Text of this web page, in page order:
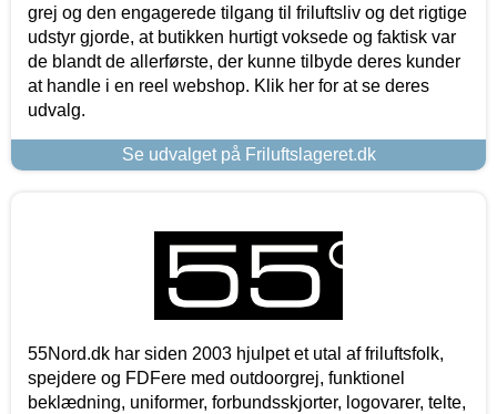
grej og den engagerede tilgang til friluftsliv og det rigtige
udstyr gjorde, at butikken hurtigt voksede og faktisk var
de blandt de allerførste, der kunne tilbyde deres kunder
at handle i en reel webshop. Klik her for at se deres
udvalg.
Se udvalget på Friluftslageret.dk
55Nord.dk har siden 2003 hjulpet et utal af friluftsfolk,
spejdere og FDFere med outdoorgrej, funktionel
beklædning, uniformer, forbundsskjorter, logovarer, telte,